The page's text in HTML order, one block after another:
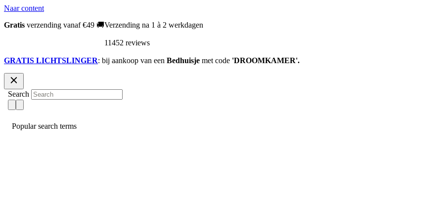
Naar content
Gratis verzending vanaf €49 🚚Verzending na 1 à 2 werkdagen
11452 reviews
GRATIS LICHTSLINGER: bij aankoop van een Bedhuisje met code 'DROOMKAMER'.
Search
Popular search terms